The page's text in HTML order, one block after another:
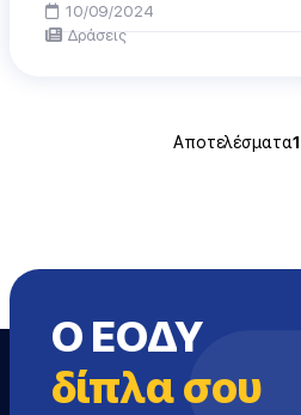
10/09/2024
Δράσεις
Αποτελέσματα1
Ο ΕΟΔΥ
δίπλα σου